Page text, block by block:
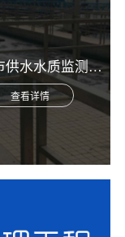
智慧城市供水水质监测综合解决方案
查看详情